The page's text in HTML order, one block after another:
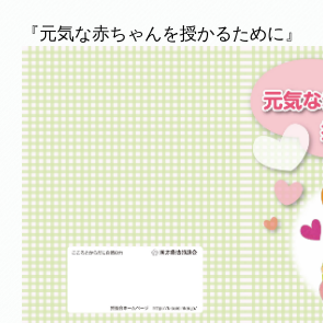
『元気な赤ちゃんを授かるために』